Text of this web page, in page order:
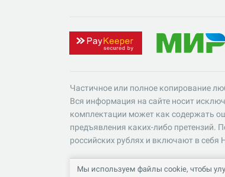
Частичное или полное копирование
Вся информация на сайте носит
комплектации может как содержать
предъявления каких-либо претензий.
российских рублях и включают в себя
Мы используем файлы cookie, чтобы